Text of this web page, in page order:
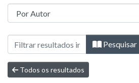
Navegando 02 - Pesquisar
Todos os resultados